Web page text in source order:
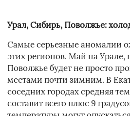
Урал, Сибирь, Поволжье:
Самые серьезные аномалии
этих регионов. Май на Урале,
Поволжье будет не просто
местами почти зимним. В
соседних городах средняя
составит всего плюс 9